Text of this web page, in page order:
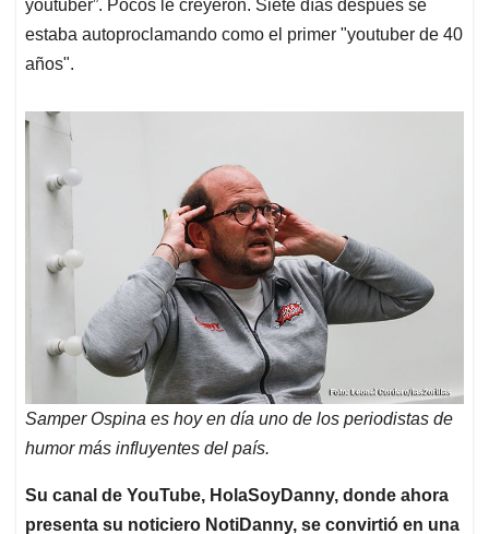
youtuber”. Pocos le creyeron. Siete días después se
estaba autoproclamando como el primer "youtuber de 40
años".
Samper Ospina es hoy en día uno de los periodistas de
humor más influyentes del país.
Su canal de YouTube, HolaSoyDanny, donde ahora
presenta su noticiero NotiDanny, se convirtió en una